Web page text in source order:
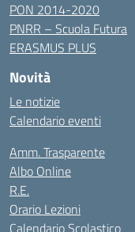
PON 2014-2020
PNRR – Scuola Futura
ERASMUS PLUS
Novità
Le notizie
Calendario eventi
Amm. Trasparente
Albo Online
R.E.
Orario Lezioni
Calendario Scolastico